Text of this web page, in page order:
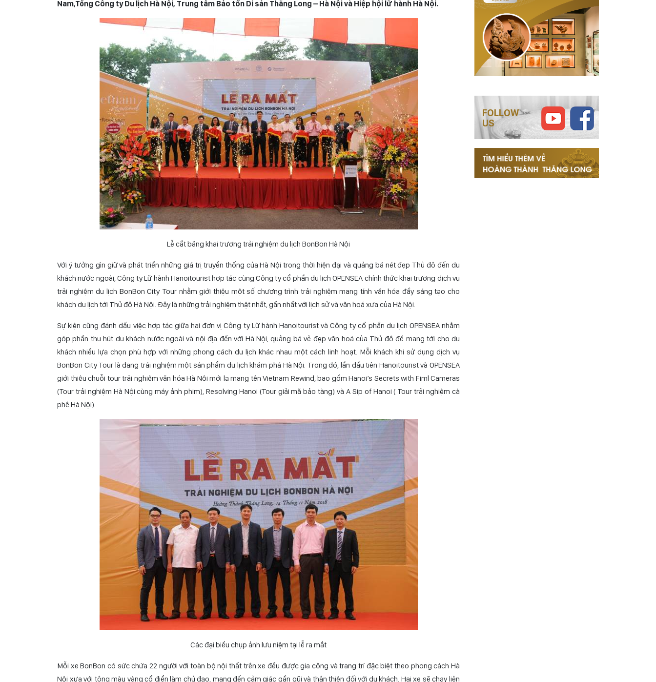
BonBon City Tour, một loại hình dịch vụ trải nghiệm mới đầy sáng tạo được ra mắt sáng nay ngày
Hoàng Thành Thăng Long. Tham dự Lễ ra mắt có các đại biểu đại diện Sở Du lịch Hà Nội, Hiệp hội Du lịch Việt
Nam,Tổng Công ty Du lịch Hà Nội, Trung tâm Bảo tồn Di sản Thăng Long – Hà Nội và Hiệp hội lữ hành Hà Nội.
Lễ cắt băng khai trương trải nghiệm du lịch BonBon Hà Nội
Với ý tưởng gìn giữ và phát triển những giá trị truyền thống của Hà Nội trong thời hiện đại và quảng bá nét đẹp Thủ đô đến du
khách nước ngoài, Công ty Lữ hành Hanoitourist hợp tác cùng Công ty cổ phần du lịch OPENSEA chính thức khai trương dịch vụ
trải nghiệm du lịch BonBon City Tour nhằm giới thiệu một số chương trình trải nghiệm mang tính văn hóa đầy sáng tạo cho
khách du lịch tới Thủ đô Hà Nội. Đây là những trải nghiệm thật nhất, gần nhất với lịch sử và văn hoá xưa của Hà Nội.
Sự kiện cũng đánh dấu việc hợp tác giữa hai đơn vị Công ty Lữ hành Hanoitourist và Công ty cổ phần du lịch OPENSEA nhằm
góp phần thu hút du khách nước ngoài và nội địa đến với Hà Nội, quảng bá vẻ đẹp văn hoá của Thủ đô để mang tới cho du
khách nhiều lựa chọn phù hợp với những phong cách du lịch khác nhau một cách linh hoạt. Mỗi khách khi sử dụng dịch vụ
BonBon City Tour là đang trải nghiệm một sản phẩm du lịch khám phá Hà Nội. Trong đó, lần đầu tiên Hanoitourist và OPENSEA
giới thiệu chuỗi tour trải nghiệm văn hóa Hà Nội mới lạ mang tên Vietnam Rewind, bao gồm Hanoi’s Secrets with Fiml Cameras
(Tour trải nghiệm Hà Nội cùng máy ảnh phim), Resolving Hanoi (Tour giải mã bảo tàng) và A Sip of Hanoi ( Tour trải nghiệm cà
FOLLOW
US